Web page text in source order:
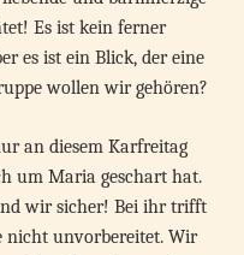
Es ist kein ferner
es ist ein Blick, der eine
wollen wir gehören?
an diesem Karfreitag
um Maria geschart hat.
wir sicher! Bei ihr trifft
nicht unvorbereitet. Wir